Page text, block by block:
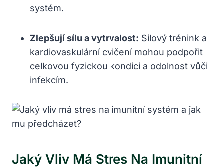
systém.
Zlepšují sílu a vytrvalost: Silový trénink a
kardiovaskulární cvičení mohou podpořit
celkovou fyzickou kondici a odolnost vůči
infekcím.
Jaký Vliv Má Stres Na Imunitní